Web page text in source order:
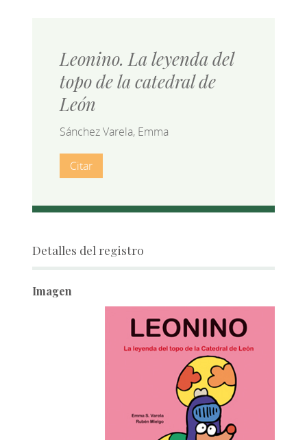
Leonino. La leyenda del
topo de la catedral de
León
Sánchez Varela, Emma
Citar
Detalles del registro
Imagen